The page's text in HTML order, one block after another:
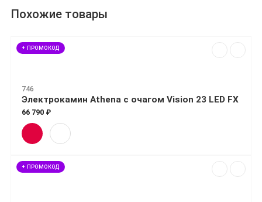
Похожие товары
+ ПРОМОКОД
746
Электрокамин Athena с очагом Vision 23 LED FX
66 790 ₽
+ ПРОМОКОД